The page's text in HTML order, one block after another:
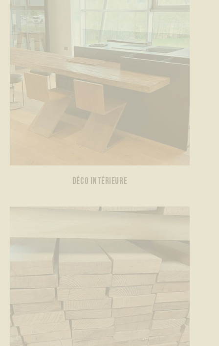
DÉCO INTÉRIEURE